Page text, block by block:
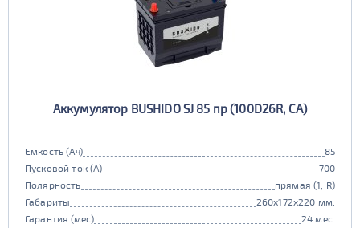
Аккумулятор BUSHIDO SJ 85 пр (100D26R, CA)
Емкость (Ач)
85
Пусковой ток (А)
700
Полярность
прямая (1, R)
Габариты
260x172x220 мм.
Гарантия (мес)
24 мес.